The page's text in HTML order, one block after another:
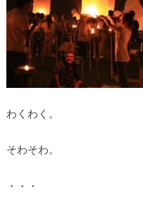
わくわく。
そわそわ。
・・・